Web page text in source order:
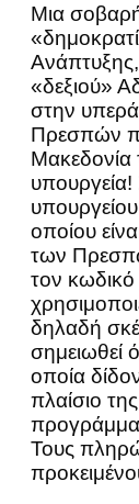
Μια
«δεξιού»
στην
Πρεσπών
Μακεδονία
οποίου
των
τον
δηλαδή
σημειωθεί
οποία
πλαίσιο
Τους